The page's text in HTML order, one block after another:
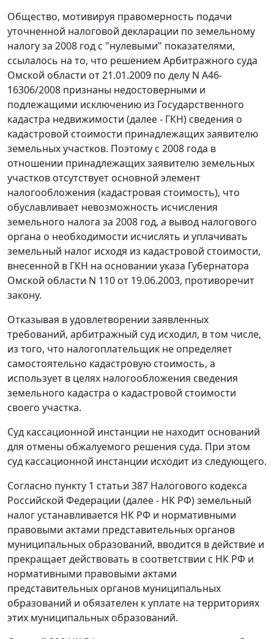
Общество, мотивируя правомерность подачи
уточненной налоговой декларации по земельному
налогу за 2008 год с "нулевыми" показателями,
ссылалось на то, что решением Арбитражного суда
Омской области от 21.01.2009 по делу N А46-
16306/2008 признаны недостоверными и
подлежащими исключению из Государственного
кадастра недвижимости (далее - ГКН) сведения о
кадастровой стоимости принадлежащих заявителю
земельных участков. Поэтому с 2008 года в
отношении принадлежащих заявителю земельных
участков отсутствует основной элемент
налогообложения (кадастровая стоимость), что
обуславливает невозможность исчисления
земельного налога за 2008 год, а вывод налогового
органа о необходимости исчислять и уплачивать
земельный налог исходя из кадастровой стоимости,
внесенной в ГКН на основании указа Губернатора
Омской области N 110 от 19.06.2003, противоречит
закону.
Отказывая в удовлетворении заявленных
требований, арбитражный суд исходил, в том числе,
из того, что налогоплательщик не определяет
самостоятельно кадастровую стоимость, а
использует в целях налогообложения сведения
земельного кадастра о кадастровой стоимости
своего участка.
Суд кассационной инстанции не находит оснований
для отмены обжалуемого решения суда. При этом
суд кассационной инстанции исходит из следующего.
Согласно пункту 1 статьи 387 Налогового кодекса
Российской Федерации (далее - НК РФ) земельный
налог устанавливается НК РФ и нормативными
правовыми актами представительных органов
муниципальных образований, вводится в действие и
прекращает действовать в соответствии с НК РФ и
нормативными правовыми актами
представительных органов муниципальных
образований и обязателен к уплате на территориях
этих муниципальных образований.